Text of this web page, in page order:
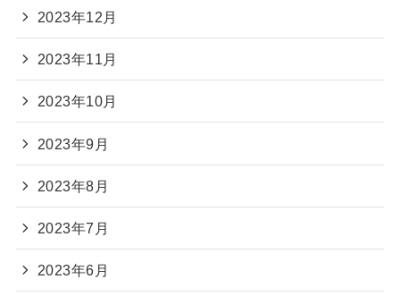
2023年12月
2023年11月
2023年10月
2023年9月
2023年8月
2023年7月
2023年6月